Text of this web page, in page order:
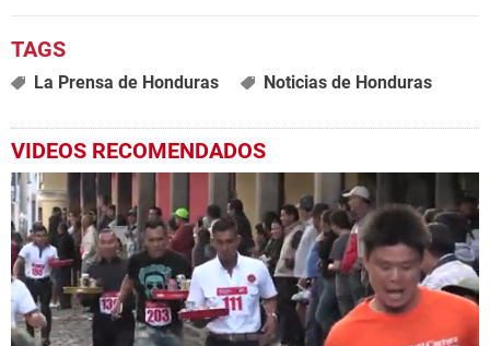
La Prensa de Honduras Noticias de Honduras
VIDEOS RECOMENDADOS